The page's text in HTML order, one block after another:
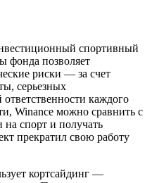
спортивный
фонда позволяет
риски — за счет
серьезных
каждого
Winance можно сравнить с
на спорт и получать
прекратил свою работу
кортсайдинг —